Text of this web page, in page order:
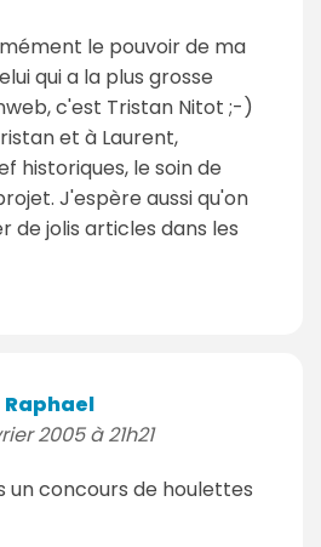
le pouvoir de ma
qui a la plus grosse
c'est Tristan Nitot ;-)
et à Laurent,
historiques, le soin de
J'espère aussi qu'on
de jolis articles dans les
Raphael
2005 à 21h21
un concours de houlettes